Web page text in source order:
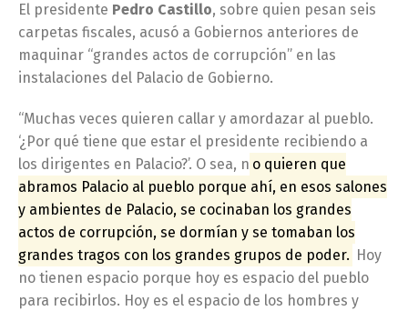
El presidente Pedro Castillo, sobre quien pesan seis
carpetas fiscales, acusó a Gobiernos anteriores de
maquinar “grandes actos de corrupción” en las
instalaciones del Palacio de Gobierno.
“Muchas veces quieren callar y amordazar al pueblo.
‘¿Por qué tiene que estar el presidente recibiendo a
los dirigentes en Palacio?’. O sea, n o quieren que
abramos Palacio al pueblo porque ahí, en esos salones
y ambientes de Palacio, se cocinaban los grandes
actos de corrupción, se dormían y se tomaban los
grandes tragos con los grandes grupos de poder. Hoy
no tienen espacio porque hoy es espacio del pueblo
para recibirlos. Hoy es el espacio de los hombres y